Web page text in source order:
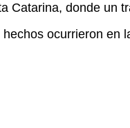
Catarina, donde un
ocurrieron en